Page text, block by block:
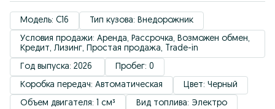
Модель: C16
Тип кузова: Внедорожник
Условия продажи: Аренда, Рассрочка, Возможен обмен,
Кредит, Лизинг, Простая продажа, Trade-in
Год выпуска: 2026
Пробег: 0
Коробка передач: Автоматическая
Цвет: Черный
Объем двигателя: 1 см³
Вид топлива: Электро